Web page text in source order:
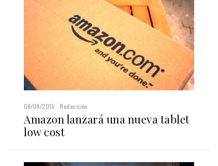
08/09/2015 Redacción
Amazon lanzará una nueva tablet
low cost